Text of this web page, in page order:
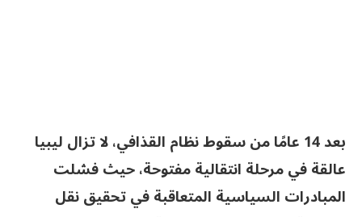
بعد 14 عامًا من سقوط نظام القذافي، لا تزال ليبيا
عالقة في مرحلة انتقالية مفتوحة، حيث فشلت
المبادرات السياسية المتعاقبة في تحقيق نقل